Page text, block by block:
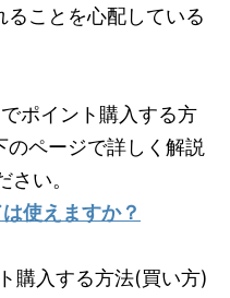
ことを心配している
ポイント購入する方
ページで詳しく解説
い。
使えますか？
購入する方法(買い方)